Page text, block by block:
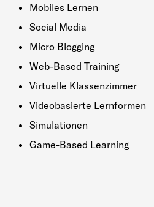
Mobiles Lernen
Social Media
Micro Blogging
Web-Based Training
Virtuelle Klassenzimmer
Videobasierte Lernformen
Simulationen
Game-Based Learning